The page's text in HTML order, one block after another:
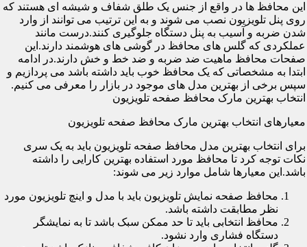
این محافظ ها در واقع از جنس یک طلق شفاف و شیشه ای هستند که
روی پنل تلویزیون نصب می شوند و به این ترتیب می توانند از وارد
شدن ضربه و آسیب به پنل دستگاه جلوگیری کنند.درست مانند
عملکردی که گلس های محافظ در گوشی های هوشمند دارند.این
صفحات محافظ ماهیت ضد ضربه و ضد خط و خش دارند.در ادامه
ابتدا به مشخصاتی که یک محافظ خوب باید داشته باشد می پردازیم و
سپس برخی از بهترین مدل های موجود در بازار را معرفی می کنیم.
انتخاب بهترین مارک محافظ صفحه تلویزیون
معیارهای انتخاب بهترین مارک محافظ صفحه تلویزیون
برای انتخاب بهترین مدل محافظ صفحه تلویزیون باید به یک سری
نکات توجه کرد تا محافظ مورد استفاده بهترین کارایی را داشته
باشد.این معیارها شامل موارد زیر می شوند:
محافظ صفحه نمایش تلویزیون باید با مدل و اینچ تلویزیون مورد
نظر مطابقت داشته باشد.
محافظ انتخابی باید تا حد ممکن سبک باشد تا به نمایشگر
دستگاه فشاری وارد نشود.